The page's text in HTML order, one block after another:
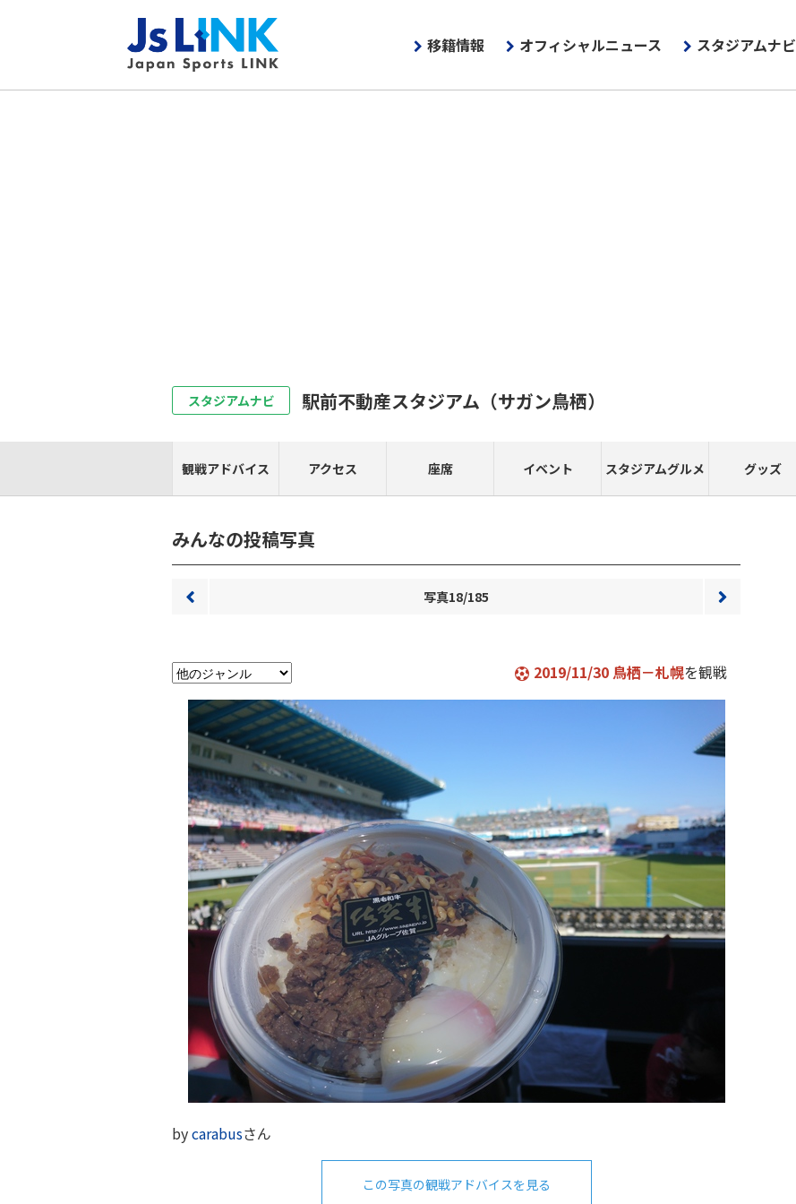
移籍情報 オフィシャルニュース スタジアムナビ
スタジアムナビ 駅前不動産スタジアム （サガン鳥栖）
観戦アドバイス アクセス 座席 イベント スタジアムグルメ グッズ
みんなの投稿写真
写真18/185
2019/11/30 鳥栖－札幌を観戦
bycarabusさん
この写真の観戦アドバイスを見る